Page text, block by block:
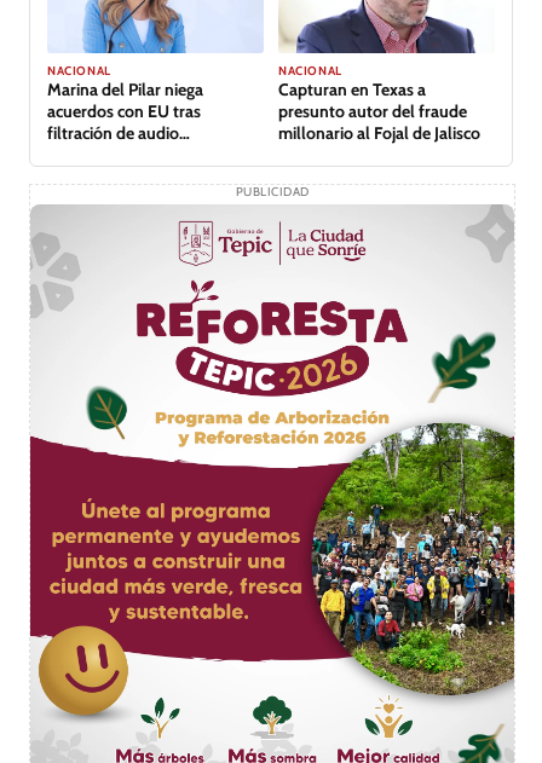
NACIONAL
Marina del Pilar niega
acuerdos con EU tras
filtración de audio
NACIONAL
Capturan en Texas a
presunto autor del fraude
millonario al Fojal de Jalisco
PUBLICIDAD